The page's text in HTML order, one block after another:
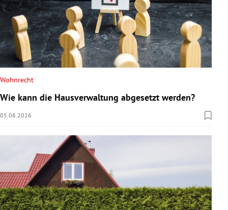
Wohnrecht
Wie kann die Hausverwaltung abgesetzt werden?
05.08.2026